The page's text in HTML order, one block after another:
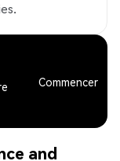
Commencer
and